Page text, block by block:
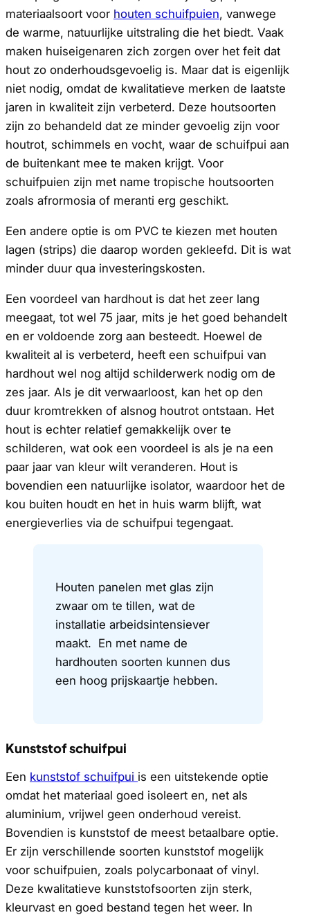
materiaalsoort voor houten schuifpuien, vanwege
de warme, natuurlijke uitstraling die het biedt. Vaak
maken huiseigenaren zich zorgen over het feit dat
hout zo onderhoudsgevoelig is. Maar dat is eigenlijk
niet nodig, omdat de kwalitatieve merken de laatste
jaren in kwaliteit zijn verbeterd. Deze houtsoorten
zijn zo behandeld dat ze minder gevoelig zijn voor
houtrot, schimmels en vocht, waar de schuifpui aan
de buitenkant mee te maken krijgt. Voor
schuifpuien zijn met name tropische houtsoorten
zoals afrormosia of meranti erg geschikt.
Een andere optie is om PVC te kiezen met houten
lagen (strips) die daarop worden gekleefd. Dit is wat
minder duur qua investeringskosten.
Een voordeel van hardhout is dat het zeer lang
meegaat, tot wel 75 jaar, mits je het goed behandelt
en er voldoende zorg aan besteedt. Hoewel de
kwaliteit al is verbeterd, heeft een schuifpui van
hardhout wel nog altijd schilderwerk nodig om de
zes jaar. Als je dit verwaarloost, kan het op den
duur kromtrekken of alsnog houtrot ontstaan. Het
hout is echter relatief gemakkelijk over te
schilderen, wat ook een voordeel is als je na een
paar jaar van kleur wilt veranderen. Hout is
bovendien een natuurlijke isolator, waardoor het de
kou buiten houdt en het in huis warm blijft, wat
energieverlies via de schuifpui tegengaat.
Houten panelen met glas zijn
zwaar om te tillen, wat de
installatie arbeidsintensiever
maakt. En met name de
hardhouten soorten kunnen dus
een hoog prijskaartje hebben.
Kunststof schuifpui
Een kunststof schuifpui is een uitstekende optie
omdat het materiaal goed isoleert en, net als
aluminium, vrijwel geen onderhoud vereist.
Bovendien is kunststof de meest betaalbare optie.
Er zijn verschillende soorten kunststof mogelijk
voor schuifpuien, zoals polycarbonaat of vinyl.
Deze kwalitatieve kunststofsoorten zijn sterk,
kleurvast en goed bestand tegen het weer. In